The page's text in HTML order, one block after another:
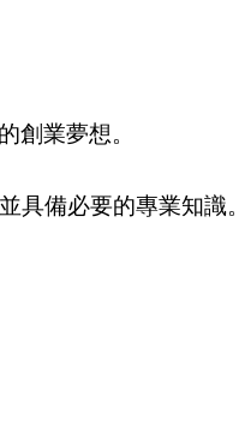
創業夢想。
具備必要的專業知識。